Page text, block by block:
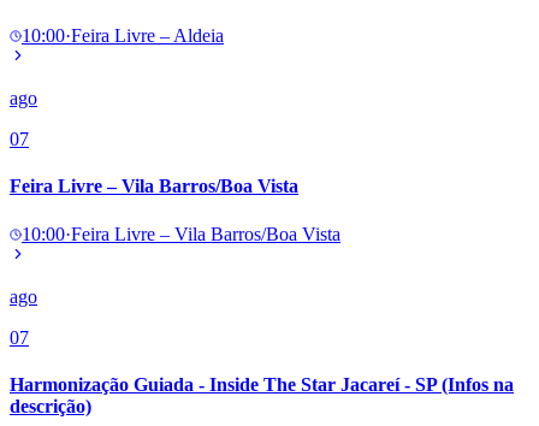
10:00·Feira Livre – Aldeia
ago
07
Feira Livre – Vila Barros/Boa Vista
10:00·Feira Livre – Vila Barros/Boa Vista
ago
07
Harmonização Guiada - Inside The Star Jacareí - SP (Infos na
descrição)